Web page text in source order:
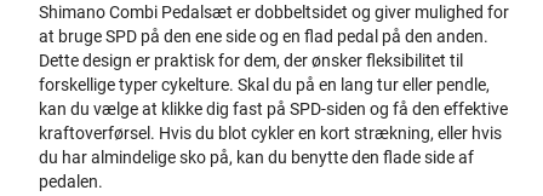
Shimano Combi Pedalsæt er dobbeltsidet og giver mulighed for
at bruge SPD på den ene side og en flad pedal på den anden.
Dette design er praktisk for dem, der ønsker fleksibilitet til
forskellige typer cykelture. Skal du på en lang tur eller pendle,
kan du vælge at klikke dig fast på SPD-siden og få den effektive
kraftoverførsel. Hvis du blot cykler en kort strækning, eller hvis
du har almindelige sko på, kan du benytte den flade side af
pedalen.